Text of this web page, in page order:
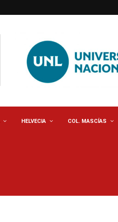
HELVECIA COL. MASCÍAS